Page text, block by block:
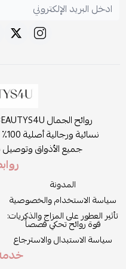
جميع الأذواق
المدونة
سياسة الاستخدام والخصوصية
تأثير العطور على المزاج والذكريات:
قوة روائح تحكي قصصاً
سياسة الاستبدال والاسترجاع